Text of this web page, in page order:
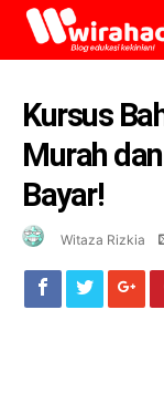
Kursus
Murah
Bayar!
Witaza Rizkia